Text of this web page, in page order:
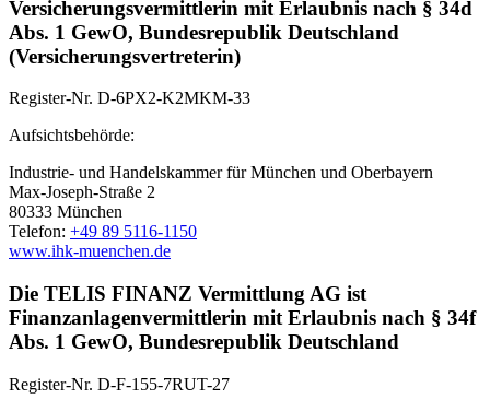
Versicherungsvermittlerin mit Erlaubnis nach § 34d
Abs. 1 GewO, Bundesrepublik Deutschland
(Versicherungsvertreterin)
Register-Nr. D-6PX2-K2MKM-33
Aufsichtsbehörde:
Industrie- und Handelskammer für München und Oberbayern
Max-Joseph-Straße 2
80333 München
Telefon: +49 89 5116-1150
www.ihk-muenchen.de
Die TELIS FINANZ Vermittlung AG ist
Finanzanlagenvermittlerin mit Erlaubnis nach § 34f
Abs. 1 GewO, Bundesrepublik Deutschland
Register-Nr. D-F-155-7RUT-27